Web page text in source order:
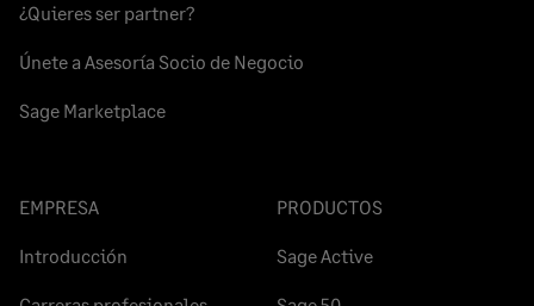
¿Quieres ser partner?
Únete a Asesoría Socio de Negocio
Sage Marketplace
EMPRESA
Introducción
PRODUCTOS
Sage Active